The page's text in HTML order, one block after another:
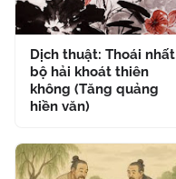
Dịch thuật: Thoái nhất
bộ hải khoát thiên
không (Tăng quảng
hiền văn)